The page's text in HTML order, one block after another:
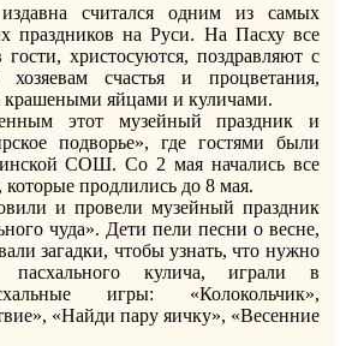
считался одним из самых
праздников на Руси. На Пасху все
христосуются, поздравляют с
счастья и процветания,
крашеными яйцами и куличами.
этот музейный праздник и
подворье», где гостями были
СОШ. Со 2 мая начались все
продлились до 8 мая.
и провели музейный праздник
чуда». Дети пели песни о весне,
загадки, чтобы узнать, что нужно
пасхального кулича, играли в
игры: «Колокольчик»,
«Найди пару яичку», «Весенние